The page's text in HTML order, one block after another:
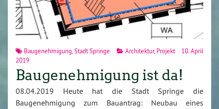
Baugenehmigung ,Stadt Springe Architektur, Projekt
10. April
2019
Baugenehmigung ist da!
08.04.2019 Heute hat die Stadt Springe die
Baugenehmigung zum Bauantrag: Neubau eines